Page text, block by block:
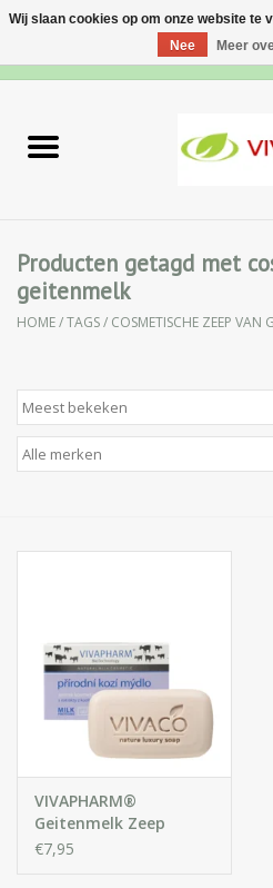
Lichaamsverzorging
Natuurlijke Kruiden
Apotheek
Voor Salons
Gift sets
Producten getagd met
geitenmelk
HOME/TAGS/ COSMETISCHE ZEEP VAN
VIVAPHARM®
Geitenmelk Zeep
€7,95
Wij slaan cookies op om onze website te
Nee
Meer